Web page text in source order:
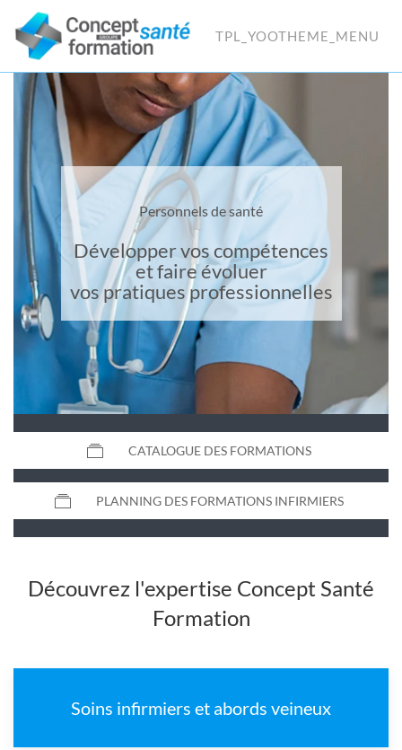
TPL_YOOTHEME_MENU
Personnels de santé
Développer vos compétences
et faire évoluer
vos pratiques professionnelles
CATALOGUE DES FORMATIONS
PLANNING DES FORMATIONS INFIRMIERS
Découvrez l'expertise Concept Santé
Formation
Soins infirmiers et abords veineux